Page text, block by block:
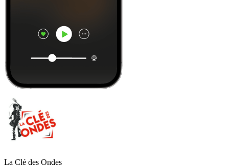
La Clé des Ondes